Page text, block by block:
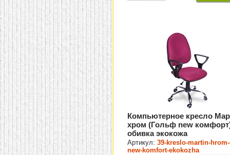
Компьютерное кресло
хром (Гольф new
обивка экокожа
Артикул:39-kreslo-martin-
new-komfort-ekokozha